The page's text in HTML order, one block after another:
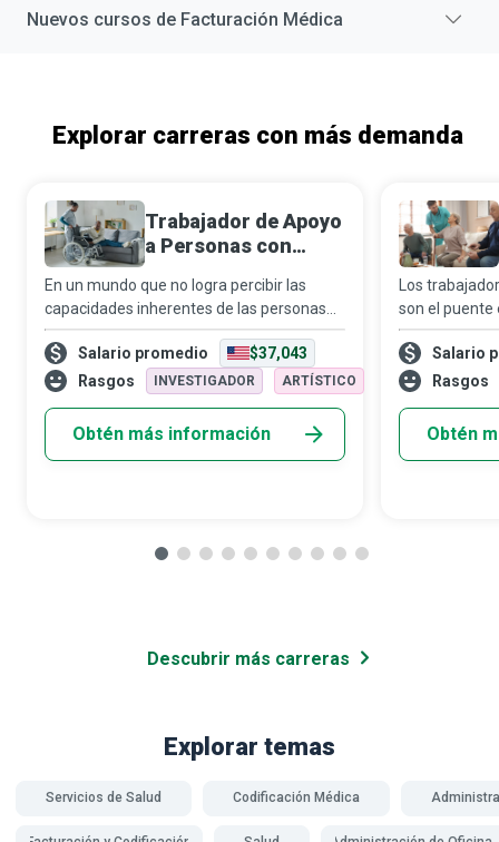
Nuevos cursos de Facturación Médica
Explorar carreras con más demanda
Trabajador de Apoyo
a Personas con
En un mundo que no logra percibir las
capacidades inherentes de las personas
con discapacidad, los trabajadores de
apoyo a personas con discapacidad
cumplen el rol de compañeros,
Salario promedio
$37,043
Rasgos
INVESTIGADOR ARTÍSTICO
Obtén más información
Los
son el puente
cuidado
personas
crónicas
Salario
Rasgos
Obtén
Descubrir más carreras
Explorar temas
Servicios de Salud Codificación Médica